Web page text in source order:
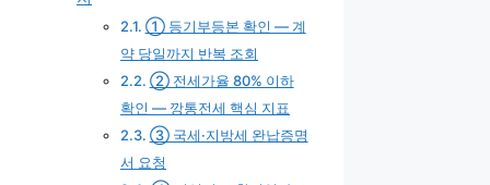
① 등기부등본 확인 — 계
약 당일까지 반복 조회
② 전세가율 80% 이하
확인 — 깡통전세 핵심 지표
③ 국세·지방세 완납증명
서 요청